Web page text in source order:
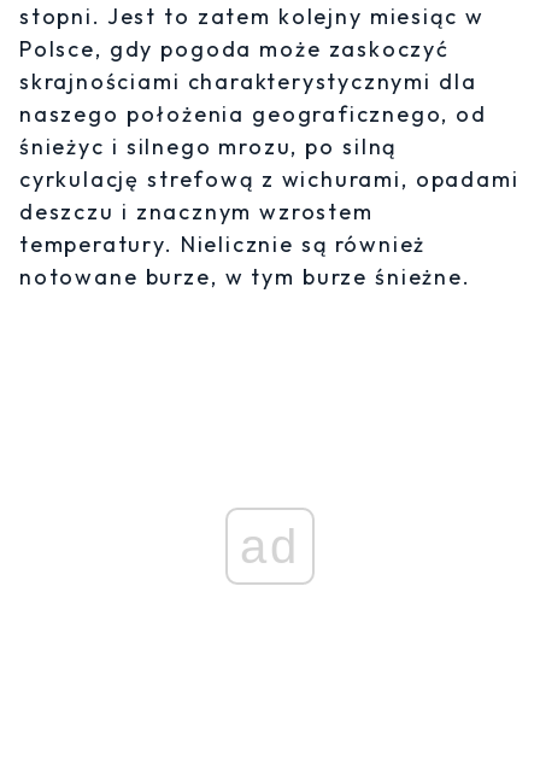
stopni. Jest to zatem kolejny miesiąc w
Polsce, gdy pogoda może zaskoczyć
skrajnościami charakterystycznymi dla
naszego położenia geograficznego, od
śnieżyc i silnego mrozu, po silną
cyrkulację strefową z wichurami, opadami
deszczu i znacznym wzrostem
temperatury. Nielicznie są również
notowane burze, w tym burze śnieżne.
ad